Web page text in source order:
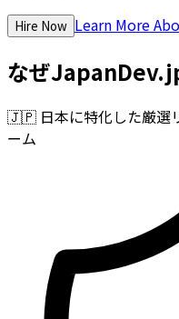
Hire Now Learn More
なぜ
🇯🇵 日本に特化した厳選
ーム